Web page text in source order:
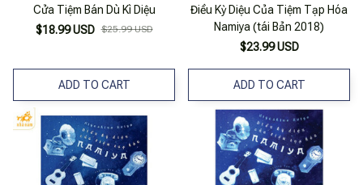
Cửa Tiệm Bán Dù Kì Diệu
$18.99 USD $25.99 USD
ADD TO CART
Điều Kỳ Diệu Của Tiệm Tạp Hóa
Namiya (tái Bản 2018)
$23.99 USD
ADD TO CART